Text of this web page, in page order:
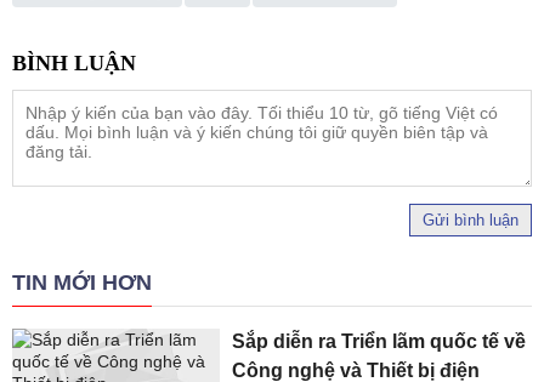
Gửi bình luận
TIN MỚI HƠN
Sắp diễn ra Triển lãm quốc tế về
Công nghệ và Thiết bị điện